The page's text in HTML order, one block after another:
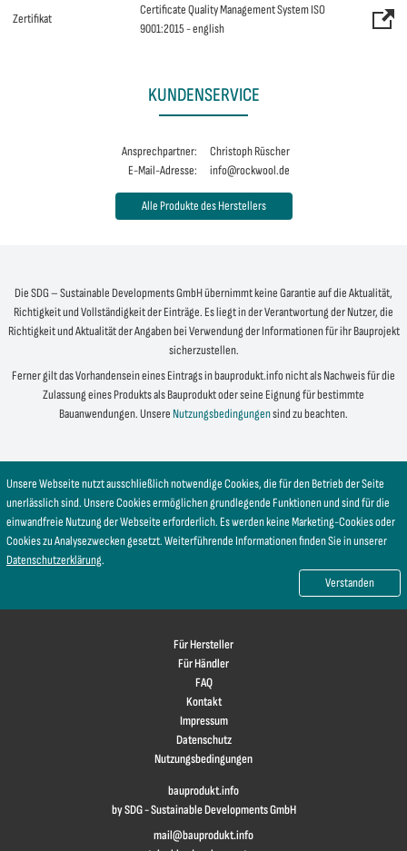
Zertifikat
Certificate Quality Management System ISO
9001:2015 - english
KUNDENSERVICE
Ansprechpartner:
E-Mail-Adresse:
Christoph Rüscher
info@rockwool.de
Alle Produkte des Herstellers
Die SDG – Sustainable Developments GmbH übernimmt keine Garantie auf die Aktualität,
Richtigkeit und Vollständigkeit der Einträge. Es liegt in der Verantwortung der Nutzer, die
Richtigkeit und Aktualität der Angaben bei Verwendung der Informationen für ihr Bauprojekt
sicherzustellen.
Ferner gilt das Vorhandensein eines Eintrags in bauprodukt.info nicht als Nachweis für die
Zulassung eines Produkts als Bauprodukt oder seine Eignung für bestimmte
Bauanwendungen. Unsere Nutzungsbedingungensind zu beachten.
Unsere Webseite nutzt ausschließlich notwendige Cookies, die für den Betrieb der Seite
unerlässlich sind. Unsere Cookies ermöglichen grundlegende Funktionen und sind für die
einwandfreie Nutzung der Webseite erforderlich. Es werden keine Marketing-Cookies oder
Cookies zu Analysezwecken gesetzt. Weiterführende Informationen finden Sie in unserer
Datenschutzerklärung.
Verstanden
Für Hersteller
Für Händler
FAQ
Kontakt
Impressum
Datenschutz
Nutzungsbedingungen
bauprodukt.info
by SDG - Sustainable Developments GmbH
mail@bauprodukt.info